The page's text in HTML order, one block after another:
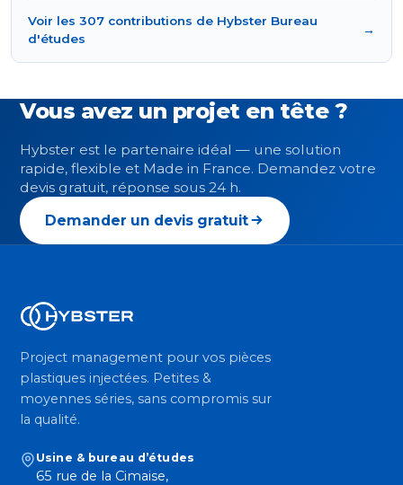
Voir les 307 contributions de Hybster Bureau
d'études
→
Vous avez un projet en tête ?
Hybster est le partenaire idéal — une solution
rapide, flexible et Made in France. Demandez votre
devis gratuit, réponse sous 24 h.
Demander un devis gratuit
Project management pour vos pièces
plastiques injectées. Petites &
moyennes séries, sans compromis sur
la qualité.
Usine & bureau d’études
65 rue de la Cimaise,